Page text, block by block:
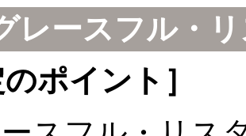
ースフル・リ
のポイント］